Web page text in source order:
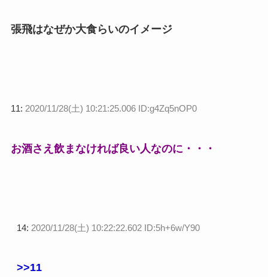
張飛はなぜか大食らいのイメージ
11: 2020/11/28(土) 10:21:25.006 ID:g4Zq5nOP0
お酒さえ飲まなければ良い人なのに・・・
14: 2020/11/28(土) 10:22:22.602 ID:5h+6w/Y90
>>11